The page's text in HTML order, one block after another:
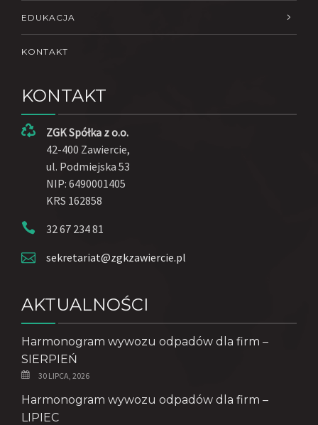
EDUKACJA
KONTAKT
KONTAKT
ZGK Spółka z o.o.
42-400 Zawiercie,
ul. Podmiejska 53
NIP: 6490001405
KRS 162858
32 67 234 81
sekretariat@zgkzawiercie.pl
AKTUALNOŚCI
Harmonogram wywozu odpadów dla firm –
SIERPIEŃ
30 LIPCA, 2026
Harmonogram wywozu odpadów dla firm –
LIPIEC